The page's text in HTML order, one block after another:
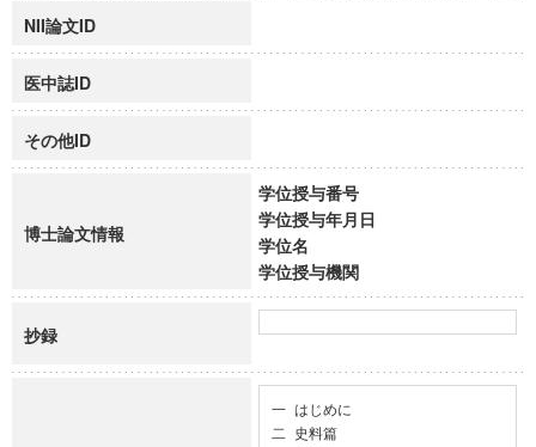
NII論文ID
医中誌ID
その他ID
博士論文情報
学位授与番号
学位授与年月日
学位名
学位授与機関
抄録
一 はじめに
二 史料篇